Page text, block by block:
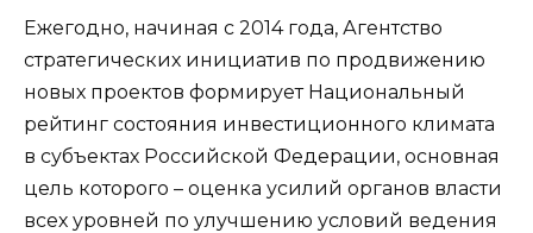
Ежегодно, начиная с 2014 года, Агентство
стратегических инициатив по продвижению
новых проектов формирует Национальный
рейтинг состояния инвестиционного климата
в субъектах Российской Федерации, основная
цель которого – оценка усилий органов власти
всех уровней по улучшению условий ведения